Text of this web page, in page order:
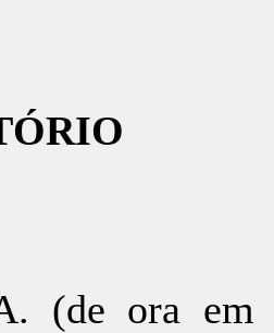
(de ora em